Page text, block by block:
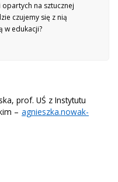
na sztucznej
czujemy się z nią
w edukacji?
prof. UŚ z Instytutu
– agnieszka.nowak-